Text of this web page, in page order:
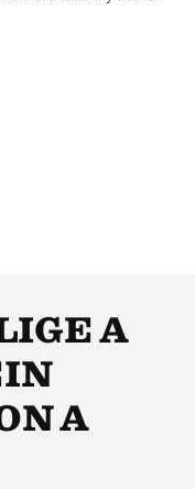
A
A